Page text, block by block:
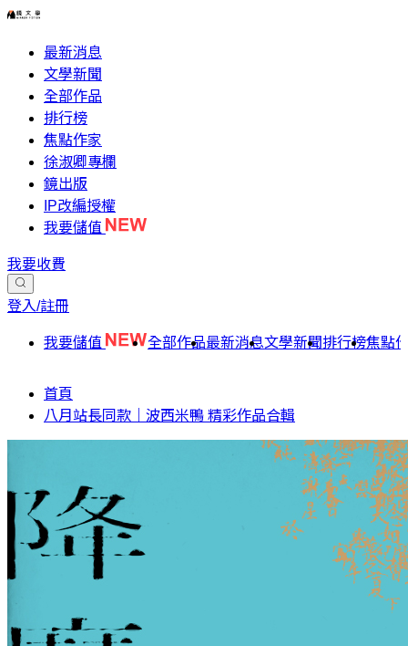
最新消息
文學新聞
全部作品
排行榜
焦點作家
徐淑卿專欄
鏡出版
IP改編授權
我要儲值
我要收費
登入/註冊
我要儲值 全部作品最新消息文學新聞排行榜焦點
首頁
八月站長同款｜波西米鴨 精彩作品合輯